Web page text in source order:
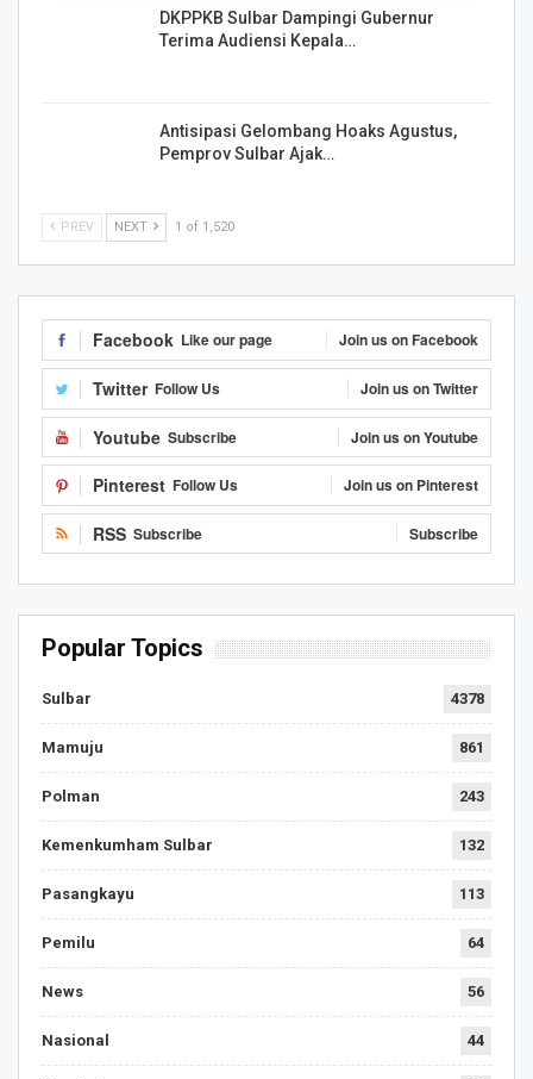
DKPPKB Sulbar Dampingi Gubernur
Terima Audiensi Kepala…
Antisipasi Gelombang Hoaks Agustus,
Pemprov Sulbar Ajak…
PREV NEXT 1 of 1,520
Facebook Like our page Join us on Facebook
Twitter Follow Us Join us on Twitter
Youtube Subscribe Join us on Youtube
Pinterest Follow Us Join us on Pinterest
RSS Subscribe Subscribe
Popular Topics
Sulbar 4378
Mamuju 861
Polman 243
Kemenkumham Sulbar 132
Pasangkayu 113
Pemilu 64
News 56
Nasional 44